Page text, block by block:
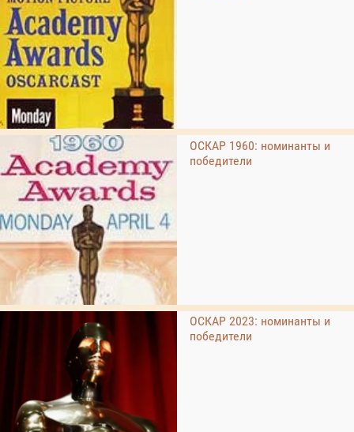
ОСКАР 1960: номинанты и
победители
ОСКАР 2023: номинанты и
победители